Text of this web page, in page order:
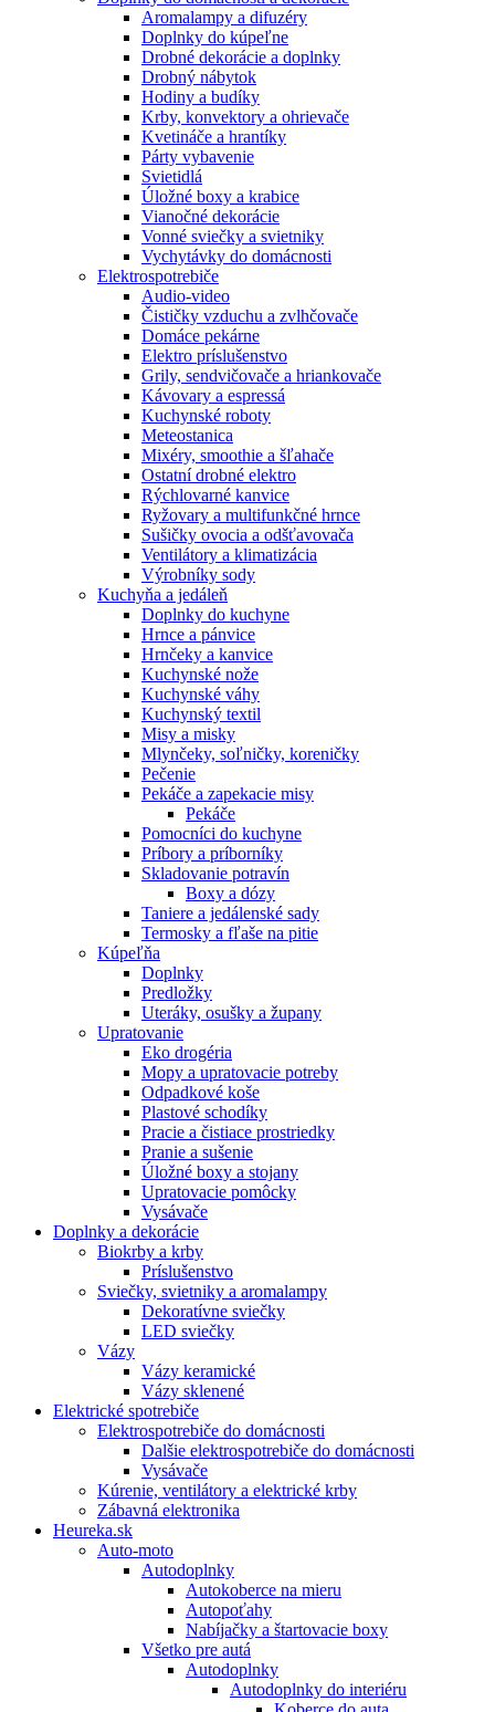
Aromalampy a difuzéry
Doplnky do kúpeľne
Drobné dekorácie a doplnky
Drobný nábytok
Hodiny a budíky
Krby, konvektory a ohrievače
Kvetináče a hrantíky
Párty vybavenie
Svietidlá
Úložné boxy a krabice
Vianočné dekorácie
Vonné sviečky a svietniky
Vychytávky do domácnosti
Elektrospotrebiče
Audio-video
Čističky vzduchu a zvlhčovače
Domáce pekárne
Elektro príslušenstvo
Grily, sendvičovače a hriankovače
Kávovary a espressá
Kuchynské roboty
Meteostanica
Mixéry, smoothie a šľahače
Ostatní drobné elektro
Rýchlovarné kanvice
Ryžovary a multifunkčné hrnce
Sušičky ovocia a odšťavovača
Ventilátory a klimatizácia
Výrobníky sody
Kuchyňa a jedáleň
Doplnky do kuchyne
Hrnce a pánvice
Hrnčeky a kanvice
Kuchynské nože
Kuchynské váhy
Kuchynský textil
Misy a misky
Mlynčeky, soľničky, koreničky
Pečenie
Pekáče a zapekacie misy
Pekáče
Pomocníci do kuchyne
Príbory a príborníky
Skladovanie potravín
Boxy a dózy
Taniere a jedálenské sady
Termosky a fľaše na pitie
Kúpeľňa
Doplnky
Predložky
Uteráky, osušky a župany
Upratovanie
Eko drogéria
Mopy a upratovacie potreby
Odpadkové koše
Plastové schodíky
Pracie a čistiace prostriedky
Pranie a sušenie
Úložné boxy a stojany
Upratovacie pomôcky
Vysávače
Doplnky a dekorácie
Biokrby a krby
Príslušenstvo
Sviečky, svietniky a aromalampy
Dekoratívne sviečky
LED sviečky
Vázy
Vázy keramické
Vázy sklenené
Elektrické spotrebiče
Elektrospotrebiče do domácnosti
Dalšie elektrospotrebiče do domácnosti
Vysávače
Kúrenie, ventilátory a elektrické krby
Zábavná elektronika
Heureka.sk
Auto-moto
Autodoplnky
Autokoberce na mieru
Autopoťahy
Nabíjačky a štartovacie boxy
Všetko pre autá
Autodoplnky
Autodoplnky do interiéru